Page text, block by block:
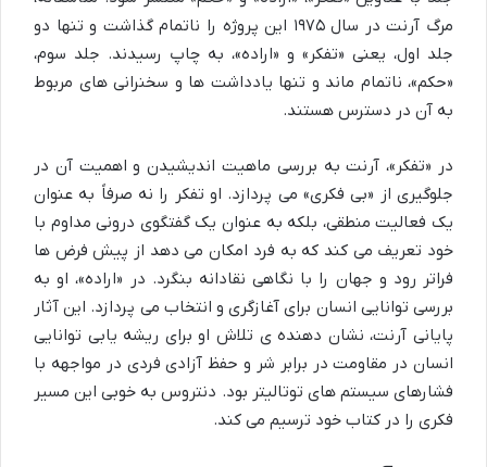
مرگ آرنت در سال ۱۹۷۵ این پروژه را ناتمام گذاشت و تنها دو
جلد اول، یعنی «تفکر» و «اراده»، به چاپ رسیدند. جلد سوم،
«حکم»، ناتمام ماند و تنها یادداشت ها و سخنرانی های مربوط
به آن در دسترس هستند.
در «تفکر»، آرنت به بررسی ماهیت اندیشیدن و اهمیت آن در
جلوگیری از «بی فکری» می پردازد. او تفکر را نه صرفاً به عنوان
یک فعالیت منطقی، بلکه به عنوان یک گفتگوی درونی مداوم با
خود تعریف می کند که به فرد امکان می دهد از پیش فرض ها
فراتر رود و جهان را با نگاهی نقادانه بنگرد. در «اراده»، او به
بررسی توانایی انسان برای آغازگری و انتخاب می پردازد. این آثار
پایانی آرنت، نشان دهنده ی تلاش او برای ریشه یابی توانایی
انسان در مقاومت در برابر شر و حفظ آزادی فردی در مواجهه با
فشارهای سیستم های توتالیتر بود. دنتروس به خوبی این مسیر
فکری را در کتاب خود ترسیم می کند.